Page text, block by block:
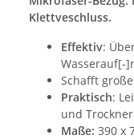
Klettveschluss.
Effektiv:
Wasserauf[-
Schafft
Praktisch:
und
Maße: 390 x